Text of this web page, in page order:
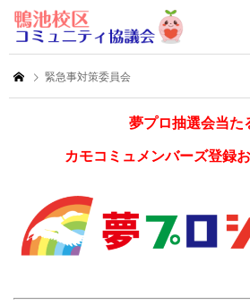
緊急事対策委員会
夢プロ抽選会当た
カモコミュメンバーズ登録